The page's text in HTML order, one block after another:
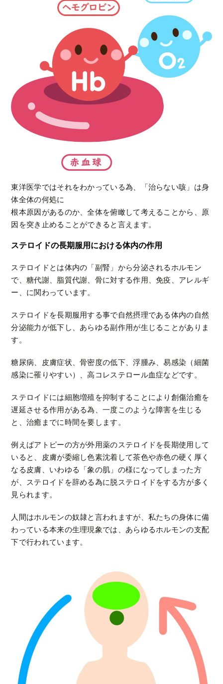
東洋医学ではそれをわかっている為、「治らない咳」は身
体全体の何処に
根本原因があるのか、全体を俯瞰して考えることから、原
因を突き止めることができると言えます。
ステロイドの長期服用における体内の作用
ステロイドとは体内の「副腎」から分泌されるホルモン
で、糖代謝、脂質代謝、骨に対する作用、免疫、アレルギ
ー、に関わっています。
ステロイドを長期服用する事で自然摂理である体内の自然
分泌能力が低下し、あらゆる副作用が生じることがありま
す。
糖尿病、皮膚症状、骨密度の低下、浮腫み、易感染（細菌
感染に罹りやすい）、高コレステロール血症などです。
ステロイドには細胞増殖を抑制することにより創傷治癒を
遅延させる作用がある為、一度このような障害を生じる
と、治癒までに時間を要します。
例えばアトピーの方が外用薬のステロイドを長期使用して
いると、皮膚が委縮し色素沈着して茶色や赤色の硬く厚く
なる皮膚、いわゆる「象の肌」の様になってしまった方
が、ステロイドを辞める為に脱ステロイドをする方が多く
見られます。
人間はホルモンの奴隷と言われますが、私たちの身体に備
わっている本来の生理現象では、あらゆるホルモンの支配
下で行われています。